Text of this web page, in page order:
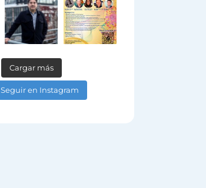
Cargar más
Seguir en Instagram